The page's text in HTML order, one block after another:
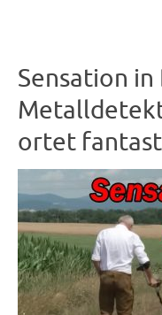
Sensation in
ortet